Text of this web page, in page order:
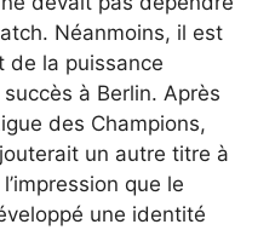
Néanmoins, il est
de la puissance
à Berlin. Après
des Champions,
un autre titre à
que le
une identité